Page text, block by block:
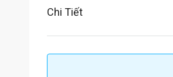
Chi Tiết